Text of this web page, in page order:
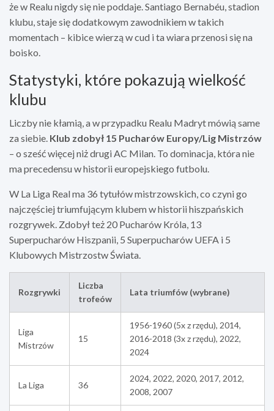
że w Realu nigdy się nie poddaje. Santiago Bernabéu, stadion
klubu, staje się dodatkowym zawodnikiem w takich
momentach – kibice wierzą w cud i ta wiara przenosi się na
boisko.
Statystyki, które pokazują wielkość
klubu
Liczby nie kłamią, a w przypadku Realu Madryt mówią same
za siebie. Klub zdobył 15 Pucharów Europy/Lig Mistrzów
– o sześć więcej niż drugi AC Milan. To dominacja, która nie
ma precedensu w historii europejskiego futbolu.
W La Liga Real ma 36 tytułów mistrzowskich, co czyni go
najczęściej triumfującym klubem w historii hiszpańskich
rozgrywek. Zdobył też 20 Pucharów Króla, 13
Superpucharów Hiszpanii, 5 Superpucharów UEFA i 5
Klubowych Mistrzostw Świata.
Rozgrywki
Liczba
trofeów
Lata triumfów (wybrane)
Liga
Mistrzów
15
1956-1960 (5x z rzędu), 2014,
2016-2018 (3x z rzędu), 2022,
2024
La Liga 36
2024, 2022, 2020, 2017, 2012,
2008, 2007